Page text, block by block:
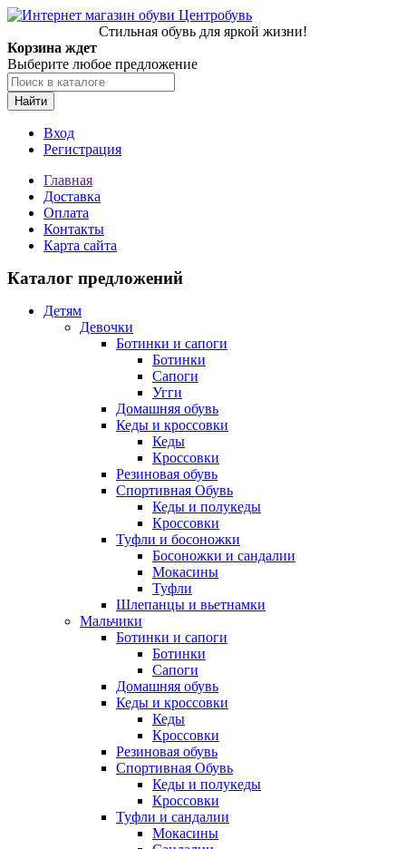
Стильная обувь для яркой жизни!
Корзина ждет
Выберите любое предложение
Найти
Вход
Регистрация
Главная
Доставка
Оплата
Контакты
Карта сайта
Каталог предложений
Детям
Девочки
Ботинки и сапоги
Ботинки
Сапоги
Угги
Домашняя обувь
Кеды и кроссовки
Кеды
Кроссовки
Резиновая обувь
Спортивная Обувь
Кеды и полукеды
Кроссовки
Туфли и босоножки
Босоножки и сандалии
Мокасины
Туфли
Шлепанцы и вьетнамки
Мальчики
Ботинки и сапоги
Ботинки
Сапоги
Домашняя обувь
Кеды и кроссовки
Кеды
Кроссовки
Резиновая обувь
Спортивная Обувь
Кеды и полукеды
Кроссовки
Туфли и сандалии
Мокасины